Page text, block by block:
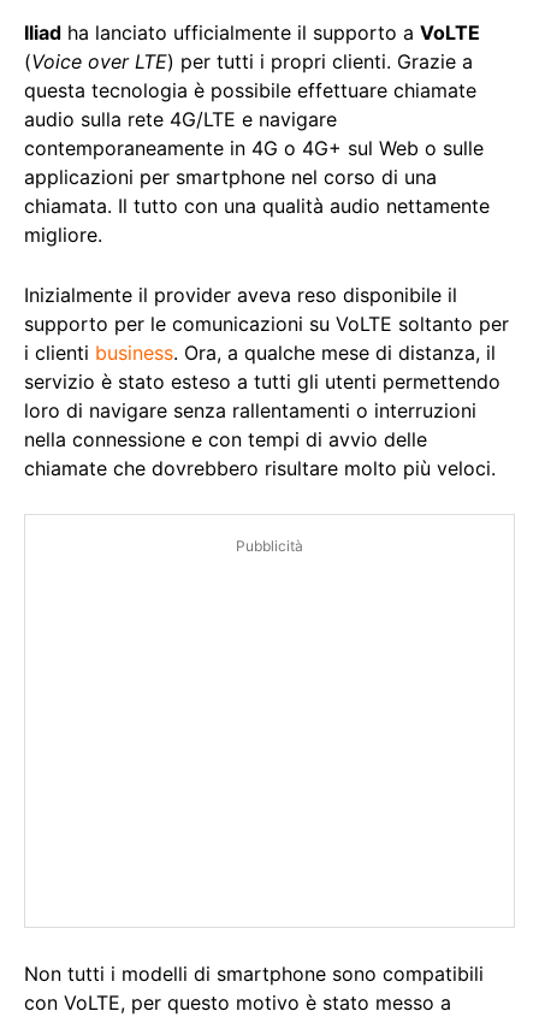
Iliad ha lanciato ufficialmente il supporto a VoLTE
(Voice over LTE) per tutti i propri clienti. Grazie a
questa tecnologia è possibile effettuare chiamate
audio sulla rete 4G/LTE e navigare
contemporaneamente in 4G o 4G+ sul Web o sulle
applicazioni per smartphone nel corso di una
chiamata. Il tutto con una qualità audio nettamente
migliore.
Inizialmente il provider aveva reso disponibile il
supporto per le comunicazioni su VoLTE soltanto per
i clienti business. Ora, a qualche mese di distanza, il
servizio è stato esteso a tutti gli utenti permettendo
loro di navigare senza rallentamenti o interruzioni
nella connessione e con tempi di avvio delle
chiamate che dovrebbero risultare molto più veloci.
Pubblicità
Non tutti i modelli di smartphone sono compatibili
con VoLTE, per questo motivo è stato messo a